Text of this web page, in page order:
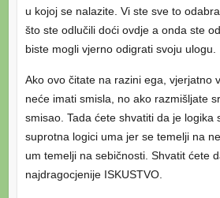
u kojoj se nalazite. Vi ste sve to
što ste odlučili doći ovdje a onda ste
biste mogli vjerno odigrati svoju ulogu.
Ako ovo čitate na razini ega, vjerjatno
neće imati smisla, no ako razmišljate
smisao. Tada ćete shvatiti da je logika
suprotna logici uma jer se temelji na
um temelji na sebičnosti. Shvatit ćete
najdragocjenije ISKUSTVO.